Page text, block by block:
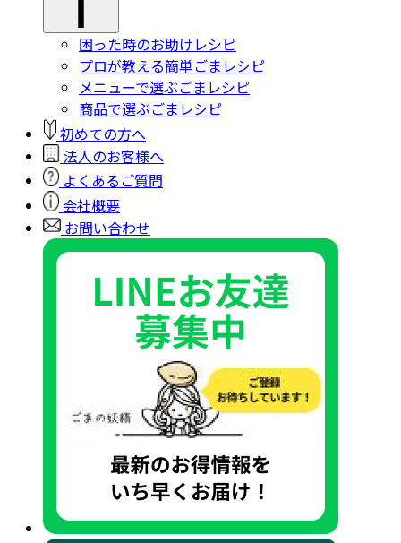
困った時のお助けレシピ
プロが教える簡単ごまレシピ
メニューで選ぶごまレシピ
商品で選ぶごまレシピ
初めての方へ
法人のお客様へ
よくあるご質問
会社概要
お問い合わせ